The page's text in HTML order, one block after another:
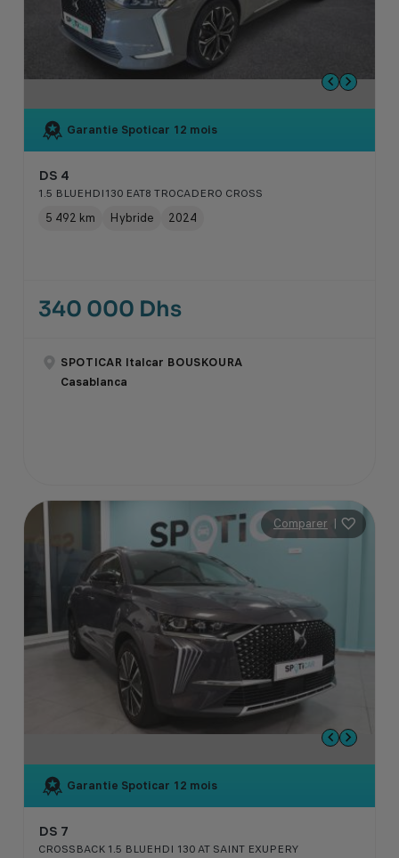
Garantie Spoticar 12 mois
DS 4
1.5 BLUEHDI130 EAT8 TROCADERO CROSS
5 492 km Hybride 2024
340 000 Dhs
SPOTICAR Italcar BOUSKOURA
Casablanca
Comparer |
Garantie Spoticar 12 mois
DS 7
CROSSBACK 1.5 BLUEHDI 130 AT SAINT EXUPERY